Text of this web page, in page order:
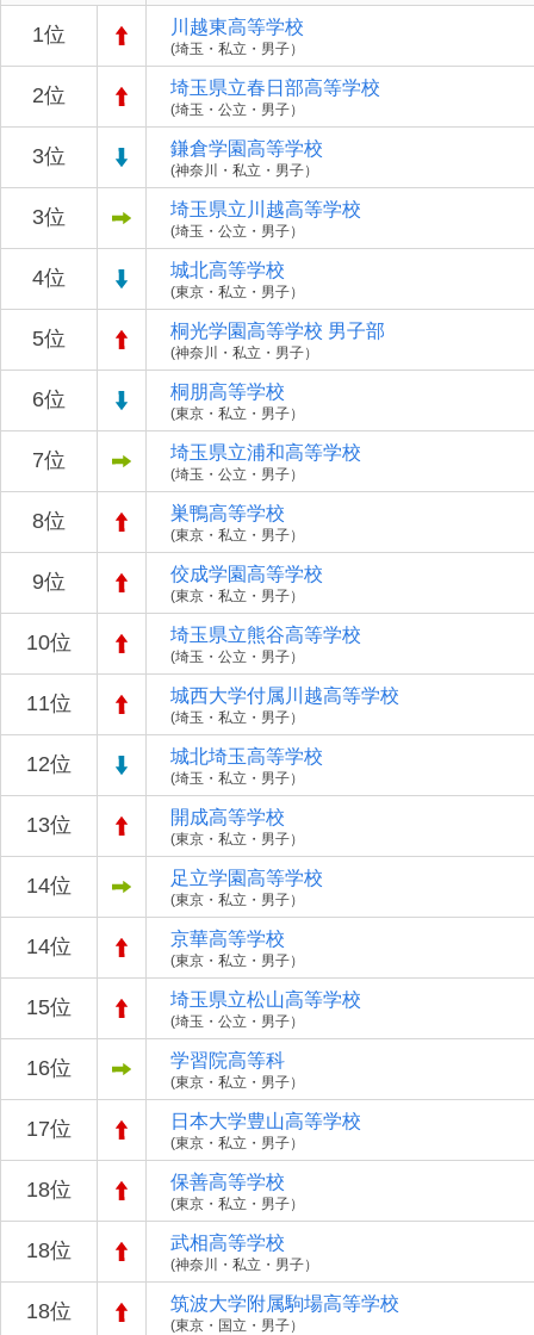
1位 川越東高等学校
(埼玉・私立・男子）
2位 埼玉県立春日部高等学校
(埼玉・公立・男子）
3位 鎌倉学園高等学校
(神奈川・私立・男子）
3位 埼玉県立川越高等学校
(埼玉・公立・男子）
4位 城北高等学校
(東京・私立・男子）
5位 桐光学園高等学校 男子部
(神奈川・私立・男子）
6位 桐朋高等学校
(東京・私立・男子）
7位 埼玉県立浦和高等学校
(埼玉・公立・男子）
8位 巣鴨高等学校
(東京・私立・男子）
9位 佼成学園高等学校
(東京・私立・男子）
10位 埼玉県立熊谷高等学校
(埼玉・公立・男子）
11位 城西大学付属川越高等学校
(埼玉・私立・男子）
12位 城北埼玉高等学校
(埼玉・私立・男子）
13位 開成高等学校
(東京・私立・男子）
14位 足立学園高等学校
(東京・私立・男子）
14位 京華高等学校
(東京・私立・男子）
15位 埼玉県立松山高等学校
(埼玉・公立・男子）
16位 学習院高等科
(東京・私立・男子）
17位 日本大学豊山高等学校
(東京・私立・男子）
18位 保善高等学校
(東京・私立・男子）
18位 武相高等学校
(神奈川・私立・男子）
18位 筑波大学附属駒場高等学校
(東京・国立・男子）